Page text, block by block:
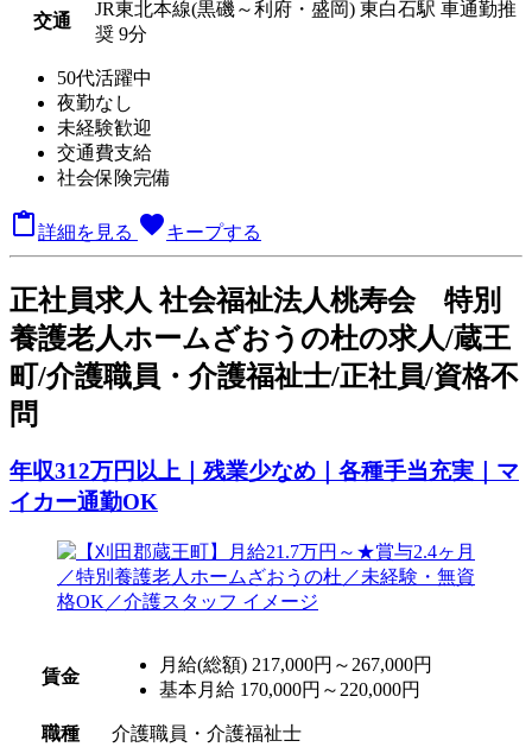
交通
JR東北本線(黒磯～利府・盛岡) 東白石駅 車通勤推
奨 9分
50代活躍中
夜勤なし
未経験歓迎
交通費支給
社会保険完備
詳細を見る favoriteキープする
正社員求人 社会福祉法人桃寿会 特別
養護老人ホームざおうの杜の求人/蔵王
町/介護職員・介護福祉士/正社員/資格不
問
年収312万円以上｜残業少なめ｜各種手当充実｜マ
イカー通勤OK
賃金
月給(総額) 217,000円～267,000円
基本月給 170,000円～220,000円
職種
介護職員・介護福祉士